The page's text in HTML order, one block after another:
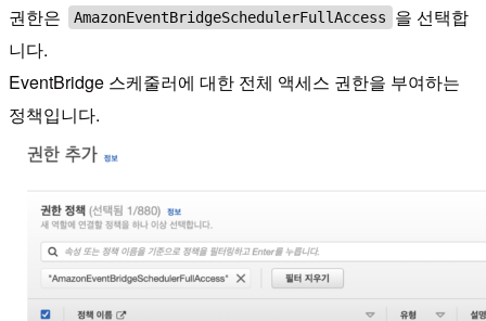
권한은 AmazonEventBridgeSchedulerFullAccess
을 선택합
니다.
EventBridge 스케줄러에 대한 전체 액세스 권한을 부여하는
정책입니다.